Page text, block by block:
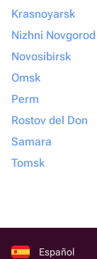
Krasnoyarsk
Nizhni Novgorod
Novosibirsk
Omsk
Perm
Rostov del Don
Samara
Tomsk
Español